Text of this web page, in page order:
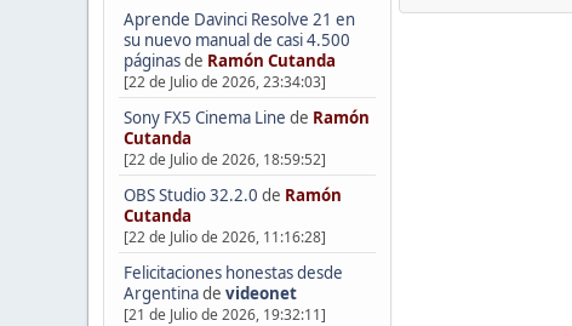
Aprende Davinci Resolve 21 en
su nuevo manual de casi 4.500
páginasde Ramón Cutanda
[22 de Julio de 2026, 23:34:03]
Sony FX5 Cinema Line de Ramón
Cutanda
[22 de Julio de 2026, 18:59:52]
OBS Studio 32.2.0 de Ramón
Cutanda
[22 de Julio de 2026, 11:16:28]
Felicitaciones honestas desde
Argentinade videonet
[21 de Julio de 2026, 19:32:11]